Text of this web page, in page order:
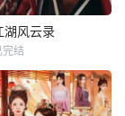
湖风云录
完结